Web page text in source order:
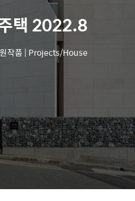
택 2022.8
작품 | Projects/House